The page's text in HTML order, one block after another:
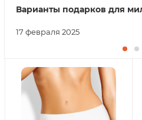
17 февраля 2025
Варианты подарков для